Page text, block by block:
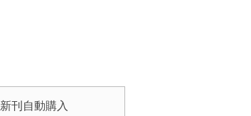
新刊自動購入